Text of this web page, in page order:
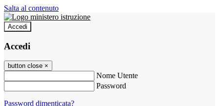
Salta al contenuto
Accedi
Accedi
button close ×
Nome Utente
Password
Password dimenticata?